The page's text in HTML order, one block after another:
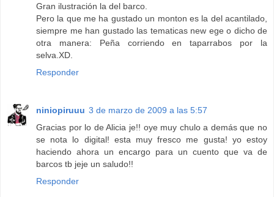
Gran ilustración la del barco.
Pero la que me ha gustado un monton es la del acantilado,
siempre me han gustado las tematicas new ege o dicho de
otra manera: Peña corriendo en taparrabos por la
selva.XD.
Responder
niniopiruuu 3 de marzo de 2009 a las 5:57
Gracias por lo de Alicia je!! oye muy chulo a demás que no
se nota lo digital! esta muy fresco me gusta! yo estoy
haciendo ahora un encargo para un cuento que va de
barcos tb jeje un saludo!!
Responder